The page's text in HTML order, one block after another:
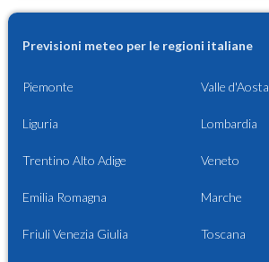
Previsioni meteo per le regioni italiane
Piemonte Valle d'Aosta
Liguria Lombardia
Trentino Alto Adige Veneto
Emilia Romagna Marche
Friuli Venezia Giulia Toscana